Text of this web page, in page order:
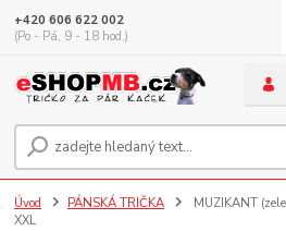
+420 606 622 002
(Po - Pá, 9 - 18 hod.)
Úvod PÁNSKÁ TRIČKA
MUZIKANT
XXL